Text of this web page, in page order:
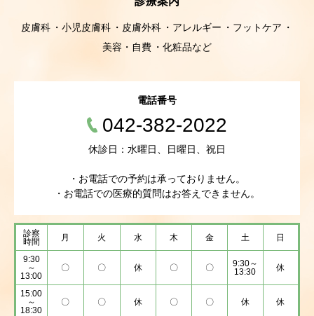
皮膚科 小児皮膚科 皮膚外科 アレルギー
フットケア
美容・自費
化粧品など
電話番号
042-382-2022
休診日：水曜日、日曜日、祝日
・お電話での予約は承っておりません。
・お電話での医療的質問はお答えできません。
診察
時間
月 火 水 木 金 土 日
9:30
～
13:00
〇 〇 休 〇 〇
9:30～
13:30
休
15:00
～
18:30
〇 〇 休 〇 〇 休 休